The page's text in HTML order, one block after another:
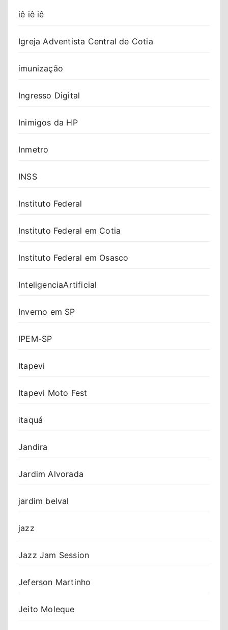
iê iê iê
Igreja Adventista Central de Cotia
imunização
Ingresso Digital
Inimigos da HP
Inmetro
INSS
Instituto Federal
Instituto Federal em Cotia
Instituto Federal em Osasco
InteligenciaArtificial
Inverno em SP
IPEM-SP
Itapevi
Itapevi Moto Fest
itaquá
Jandira
Jardim Alvorada
jardim belval
jazz
Jazz Jam Session
Jeferson Martinho
Jeito Moleque